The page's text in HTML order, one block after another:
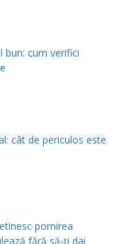
bun: cum verifici
cât de periculos este
pornirea
fără să-ți dai